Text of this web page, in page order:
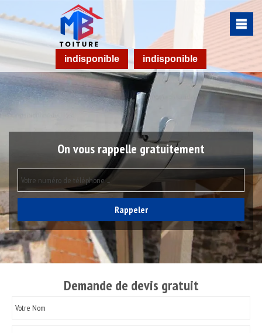
indisponible indisponible
On vous rappelle gratuitement
Demande de devis gratuit